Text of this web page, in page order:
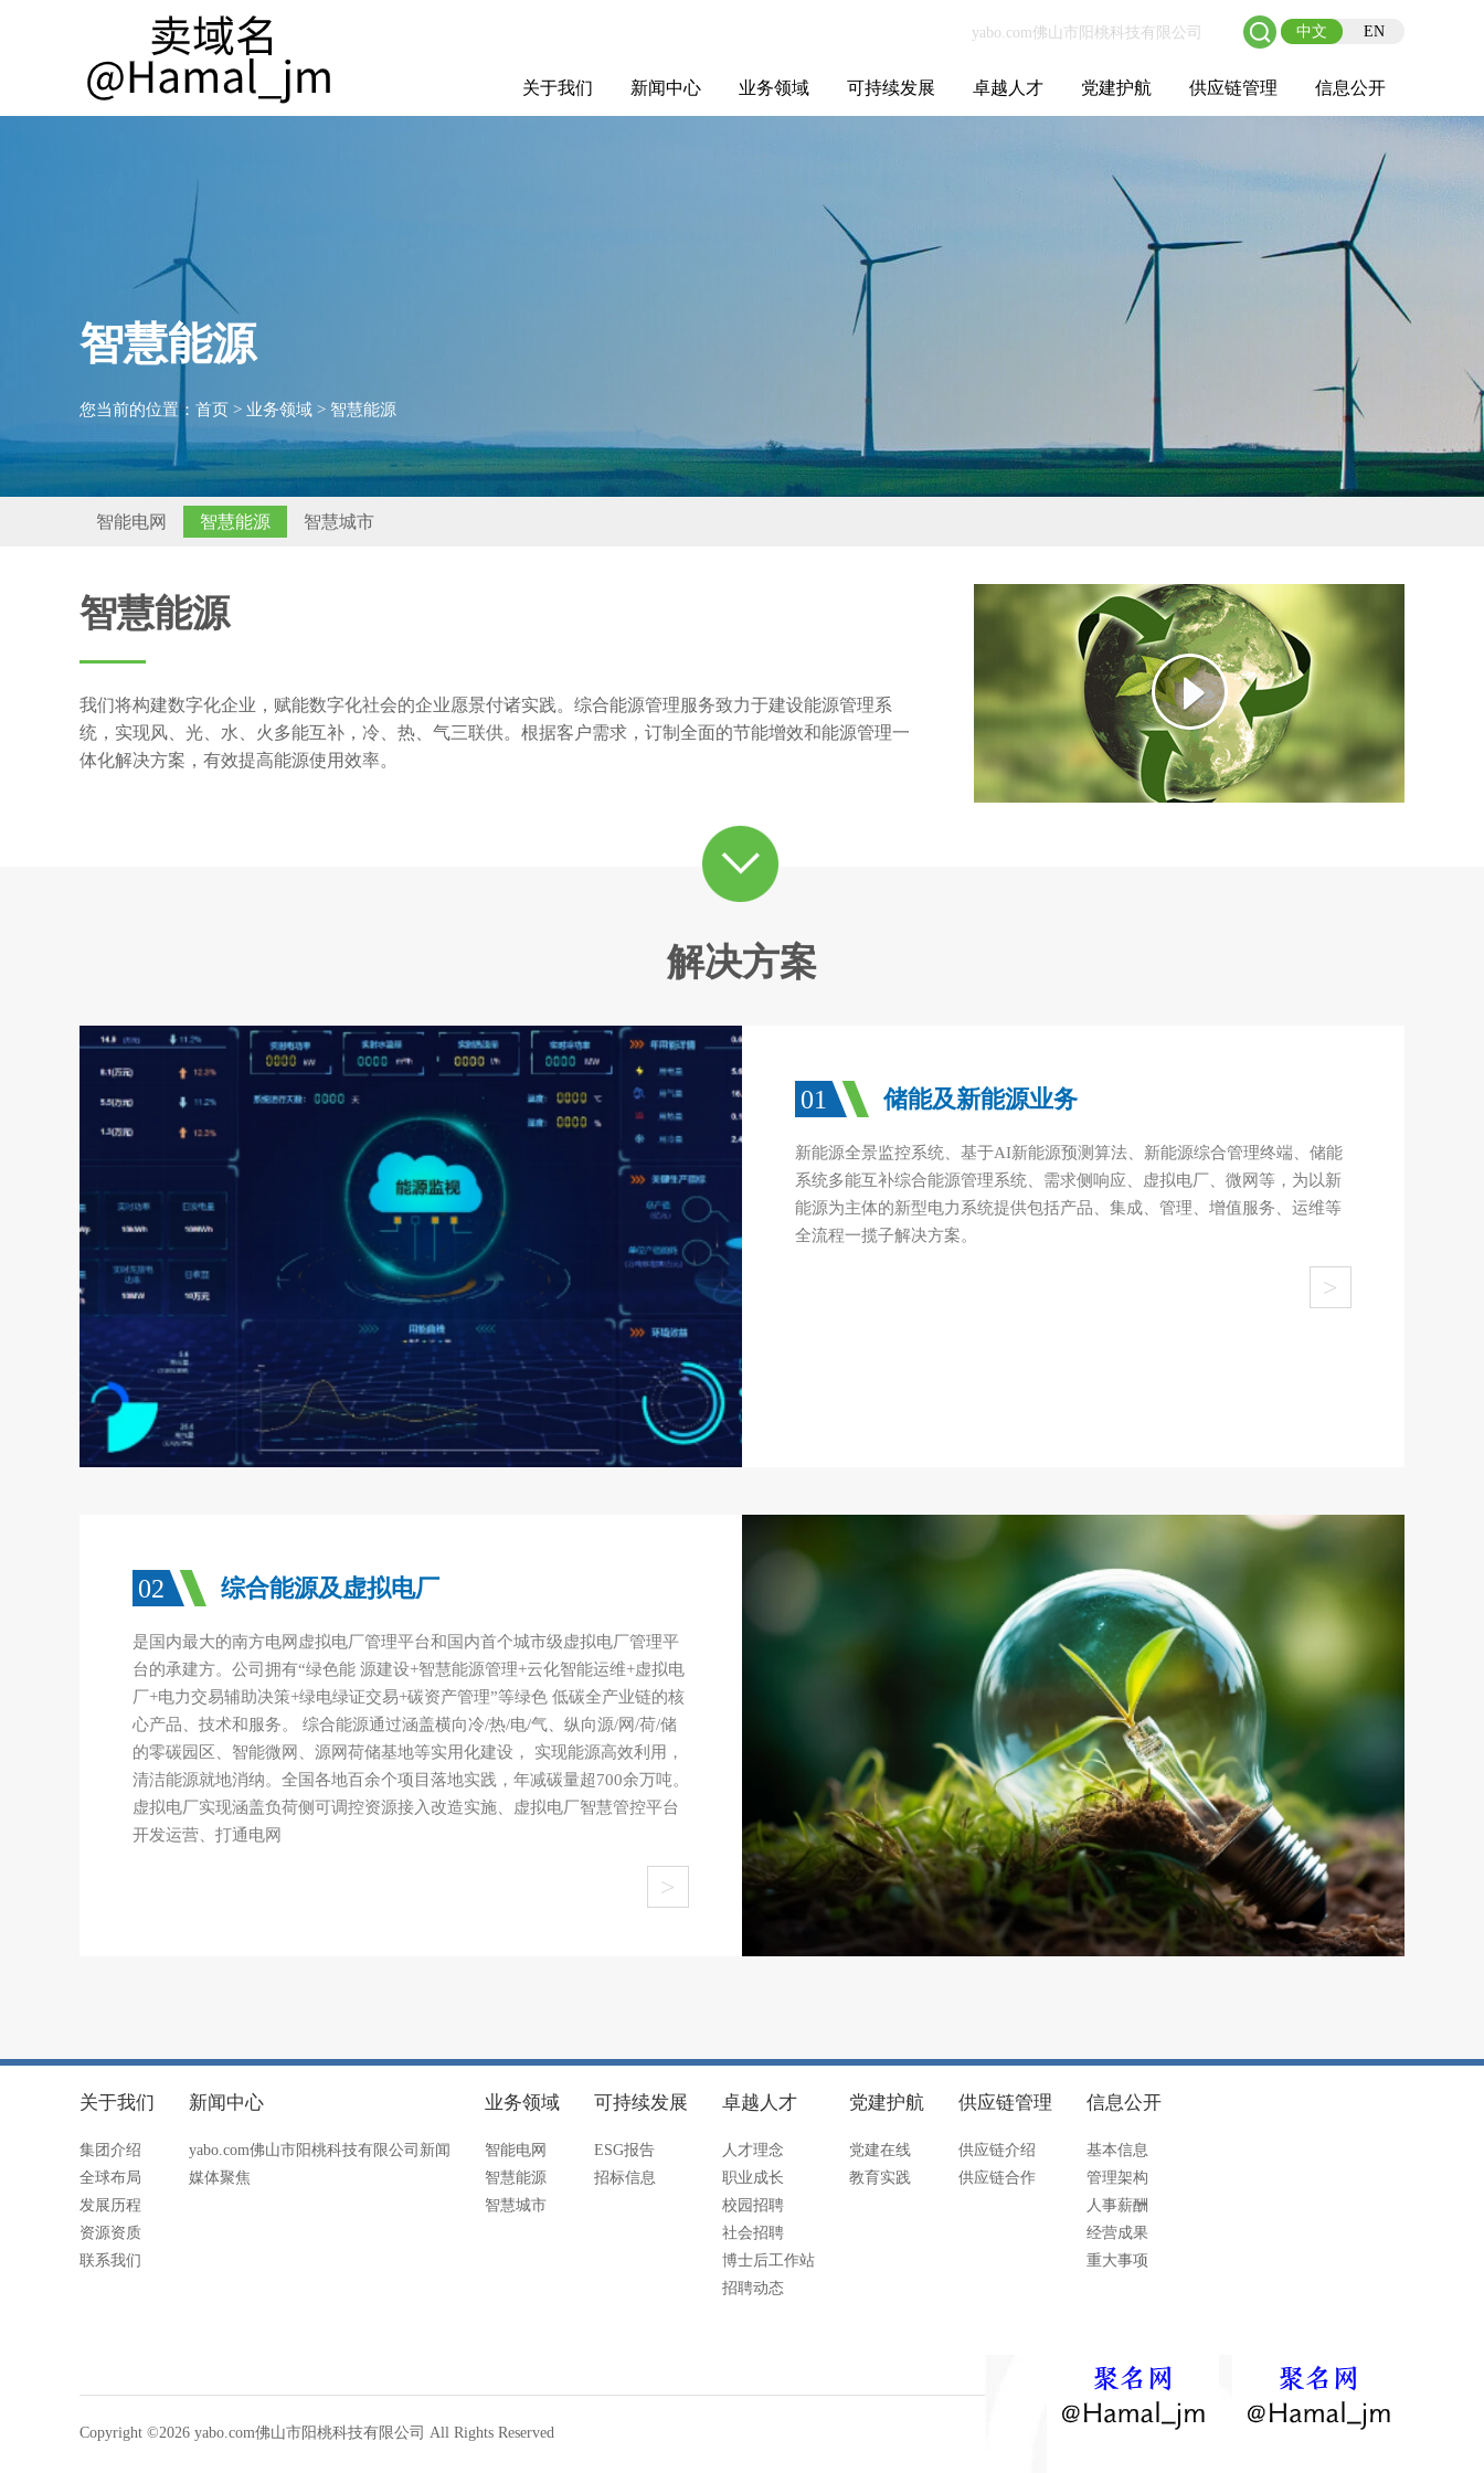
中文 EN
关于我们 新闻中心 业务领域 可持续发展 卓越人才 党建护航 供应链管理 信息公开
智慧能源
您当前的位置： 首页 > 业务领域 > 智慧能源
智能电网 智慧能源 智慧城市
智慧能源
我们将构建数字化企业，赋能数字化社会的企业愿景付诸实践。综合能源管理服务致力于建设能源管理系
统，实现风、光、水、火多能互补，冷、热、气三联供。根据客户需求，订制全面的节能增效和能源管理一
体化解决方案，有效提高能源使用效率。
解决方案
01 储能及新能源业务
新能源全景监控系统、基于AI新能源预测算法、新能源综合管理终端、储能
系统多能互补综合能源管理系统、需求侧响应、虚拟电厂、微网等，为以新
能源为主体的新型电力系统提供包括产品、集成、管理、增值服务、运维等
全流程一揽子解决方案。
>
02 综合能源及虚拟电厂
是国内最大的南方电网虚拟电厂管理平台和国内首个城市级虚拟电厂管理平
台的承建方。公司拥有“绿色能 源建设+智慧能源管理+云化智能运维+虚拟电
厂+电力交易辅助决策+绿电绿证交易+碳资产管理”等绿色 低碳全产业链的核
心产品、技术和服务。 综合能源通过涵盖横向冷/热/电/气、纵向源/网/荷/储
的零碳园区、智能微网、源网荷储基地等实用化建设， 实现能源高效利用，
清洁能源就地消纳。全国各地百余个项目落地实践，年减碳量超700余万吨。
虚拟电厂实现涵盖负荷侧可调控资源接入改造实施、虚拟电厂智慧管控平台
开发运营、打通电网
>
关于我们
集团介绍
全球布局
发展历程
资源资质
联系我们
新闻中心
yabo.com佛山市阳桃科技有限公司新闻
媒体聚焦
业务领域
智能电网
智慧能源
智慧城市
可持续发展
ESG报告
招标信息
卓越人才
人才理念
职业成长
校园招聘
社会招聘
博士后工作站
招聘动态
党建护航
党建在线
教育实践
供应链管理
供应链介绍
供应链合作
信息公开
基本信息
管理架构
人事薪酬
经营成果
重大事项
Copyright ©2026 yabo.com佛山市阳桃科技有限公司 All Rights Reserved